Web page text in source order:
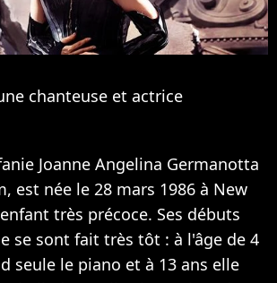
chanteuse et actrice
Joanne Angelina Germanotta
est née le 28 mars 1986 à New
très précoce. Ses débuts
se sont fait très tôt : à l'âge de 4
seule le piano et à 13 ans elle